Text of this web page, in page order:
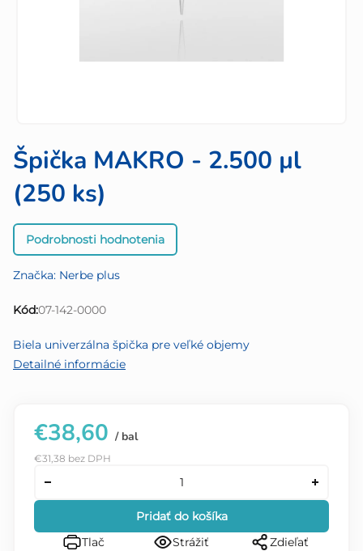
Špička MAKRO - 2.500 µl
(250 ks)
Priemerné
hodnotenie
je
0,0
5
hviezdičiek.
Podrobnosti hodnotenia
Značka: Nerbe plus
Kód:07-142-0000
Biela univerzálna špička pre veľké objemy
Detailné informácie
€38,60 / bal
€31,38 bez DPH
Pridať do košíka
Tlač
Strážiť Zdieľať